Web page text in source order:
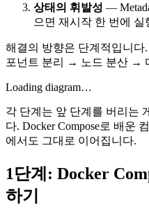
상태의 휘발성 —
으면 재시작 한 번에
해결의 방향은 단계적입니
포넌트 분리 → 노드 분산 →
Loading diagram…
각 단계는 앞 단계를 버리는
다. Docker Compose로 배운
에서도 그대로 이어집니다.
1단계: Docker
하기